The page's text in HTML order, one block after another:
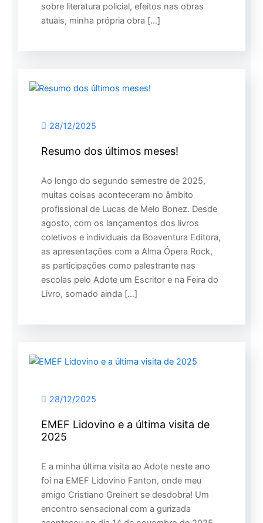
sobre literatura policial, efeitos nas obras
atuais, minha própria obra […]
28/12/2025
Resumo dos últimos meses!
Ao longo do segundo semestre de 2025,
muitas coisas aconteceram no âmbito
profissional de Lucas de Melo Bonez. Desde
agosto, com os lançamentos dos livros
coletivos e individuais da Boaventura Editora,
as apresentações com a Alma Ópera Rock,
as participações como palestrante nas
escolas pelo Adote um Escritor e na Feira do
Livro, somado ainda […]
28/12/2025
EMEF Lidovino e a última visita de
2025
E a minha última visita ao Adote neste ano
foi na EMEF Lidovino Fanton, onde meu
amigo Cristiano Greinert se desdobra! Um
encontro sensacional com a gurizada